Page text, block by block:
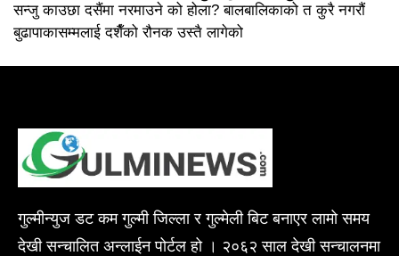
सन्जु काउछा दसैंमा नरमाउने को होला? बालबालिकाको त कुरै नगरौं
बुढापाकासम्मलाई दशैँको रौनक उस्तै लागेको
गुल्मीन्युज डट कम गुल्मी जिल्ला र गुल्मेली बिट बनाएर लामो समय
देखी सन्चालित अन्लाईन पोर्टल हो । २०६२ साल देखी सन्चालनमा